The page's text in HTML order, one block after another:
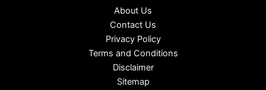
About Us
Contact Us
Privacy Policy
Terms and Conditions
Disclaimer
Sitemap